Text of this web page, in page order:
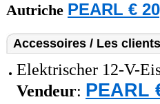
Autriche PEARL €
Accessoires / Les
Elektrischer 12-V-
Vendeur: PEARL